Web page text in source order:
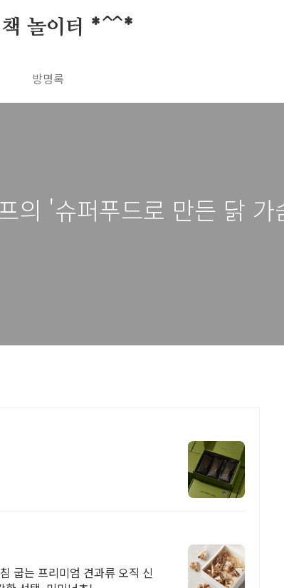
책 놀이터 *^^*
방명록
의 '슈퍼푸드로 만든 닭
굽는 프리미엄 견과류 오직 신